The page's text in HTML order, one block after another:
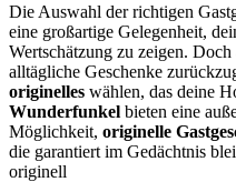
Die Auswahl der richtigen
eine großartige Gelegenheit,
Wertschätzung zu zeigen.
alltägliche Geschenke
originelles wählen, das deine
Wunderfunkel bieten eine
Möglichkeit, originelle
die garantiert im Gedächtnis
originell